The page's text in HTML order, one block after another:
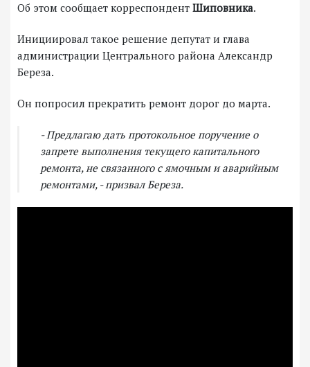
Об этом сообщает корреспондент Шиповника.
Инициировал такое решение депутат и глава
администрации Центрального района Александр
Береза.
Он попросил прекратить ремонт дорог до марта.
- Предлагаю дать протокольное поручение о
запрете выполнения текущего капитального
ремонта, не связанного с ямочным и аварийным
ремонтами, - призвал Береза.